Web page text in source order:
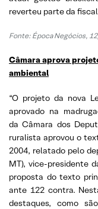
reverteu parte da
Fonte: Época Negócios,
Câmara aprova
ambiental
“O projeto da nova
aprovado na
da Câmara dos
ruralista aprovou o
2004, relatado pelo
MT), vice-presidente
proposta do texto
ante 122 contra.
destaques, como